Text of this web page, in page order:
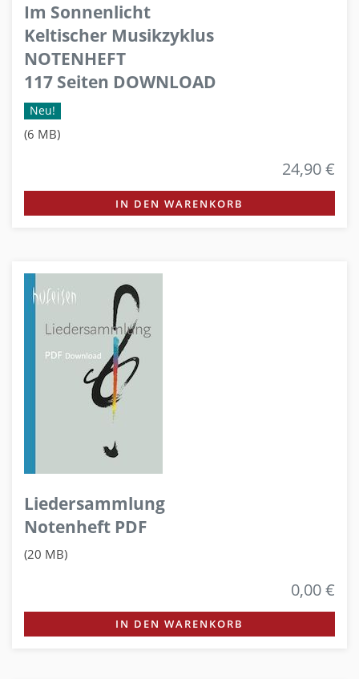
Im Sonnenlicht
Keltischer Musikzyklus
NOTENHEFT
117 Seiten DOWNLOAD
Neu!
(6 MB)
24,90 €
IN DEN WARENKORB
Liedersammlung
Notenheft PDF
(20 MB)
0,00 €
IN DEN WARENKORB